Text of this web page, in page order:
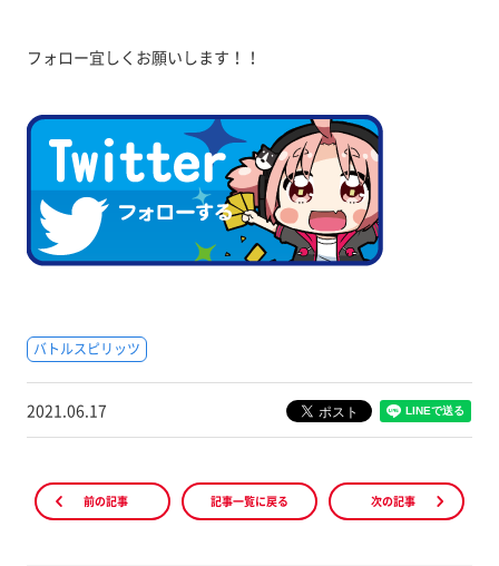
フォロー宜しくお願いします！！
バトルスピリッツ
2021.06.17
前の記事 記事一覧に戻る 次の記事